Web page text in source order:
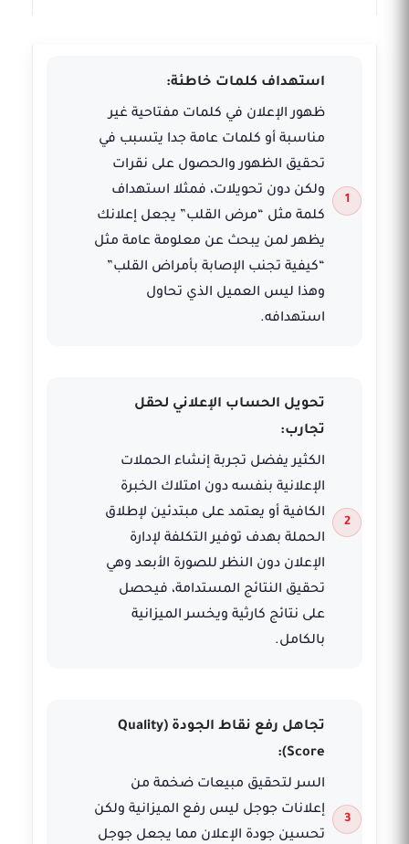
استهداف كلمات خاطئة:
ظهور الإعلان في كلمات مفتاحية غير
مناسبة أو كلمات عامة جدا يتسبب في
تحقيق الظهور والحصول على نقرات
ولكن دون تحويلات، فمثلا استهداف
كلمة مثل “مرض القلب” يجعل إعلانك
يظهر لمن يبحث عن معلومة عامة مثل
“كيفية تجنب الإصابة بأمراض القلب”
وهذا ليس العميل الذي تحاول
استهدافه.
تحويل الحساب الإعلاني لحقل
تجارب:
الكثير يفضل تجربة إنشاء الحملات
الإعلانية بنفسه دون امتلاك الخبرة
الكافية أو يعتمد على مبتدئين لإطلاق
الحملة بهدف توفير التكلفة لإدارة
الإعلان دون النظر للصورة الأبعد وهي
تحقيق النتائج المستدامة، فيحصل
على نتائج كارثية ويخسر الميزانية
بالكامل.
تجاهل رفع نقاط الجودة (Quality
Score):
السر لتحقيق مبيعات ضخمة من
إعلانات جوجل ليس رفع الميزانية ولكن
تحسين جودة الإعلان مما يجعل جوجل